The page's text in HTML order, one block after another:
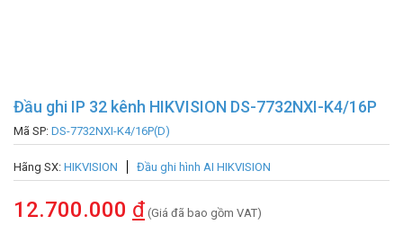
Đầu ghi IP 32 kênh HIKVISION DS-7732NXI-K4/16P
Mã SP: DS-7732NXI-K4/16P(D)
Hãng SX: HIKVISION Đầu ghi hình AI HIKVISION
12.700.000 đ (Giá đã bao gồm VAT)